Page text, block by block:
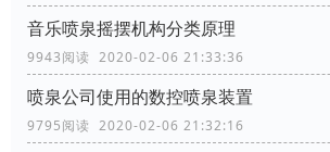
音乐喷泉摇摆机构分类原理
9943阅读 2020-02-06 21:33:36
喷泉公司使用的数控喷泉装置
9795阅读 2020-02-06 21:32:16